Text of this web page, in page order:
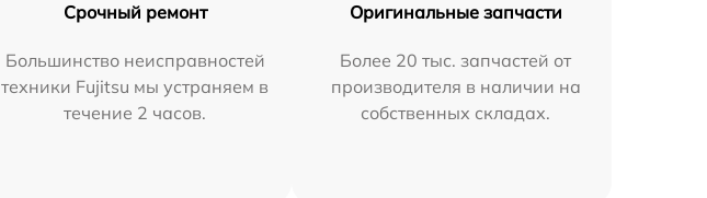
Срочный ремонт
Большинство неисправностей
техники Fujitsu мы устраняем в
течение 2 часов.
Оригинальные запчасти
Более 20 тыс. запчастей от
производителя в наличии на
собственных складах.